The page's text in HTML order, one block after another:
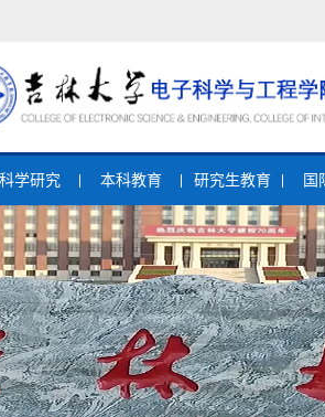
科学研究 本科教育 研究生教育 国